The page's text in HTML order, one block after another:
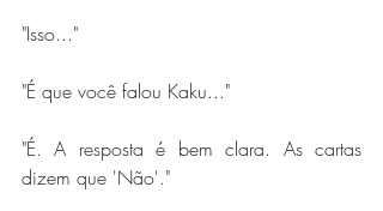
"Isso..."
"É que você falou Kaku..."
"É. A resposta é bem clara. As cartas
dizem que 'Não'."